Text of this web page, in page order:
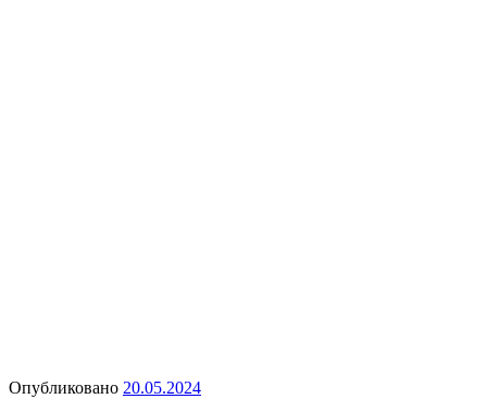
Опубликовано 20.05.2024